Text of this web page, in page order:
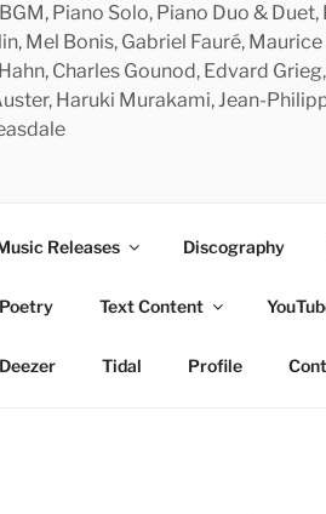
Piano Solo, Piano Duo &
Mel Bonis, Gabriel Fauré,
Charles Gounod, Edvard
Haruki Murakami, Jean-
Releases Discography
Text Content
Deezer Tidal Profile